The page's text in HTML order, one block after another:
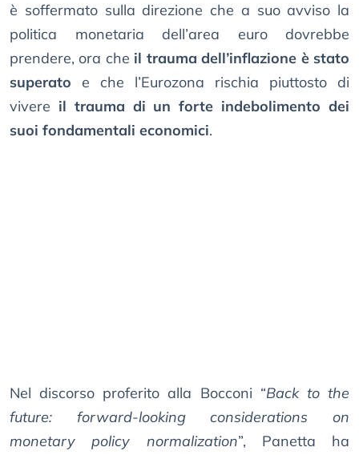
è soffermato sulla direzione che a suo avviso la
politica monetaria dell’area euro dovrebbe
prendere, ora che il trauma dell’inflazione è stato
superato e che l’Eurozona rischia piuttosto di
vivere il trauma di un forte indebolimento dei
suoi fondamentali economici.
Nel discorso proferito alla Bocconi “Back to the
future: forward-looking considerations on
monetary policy normalization”, Panetta ha